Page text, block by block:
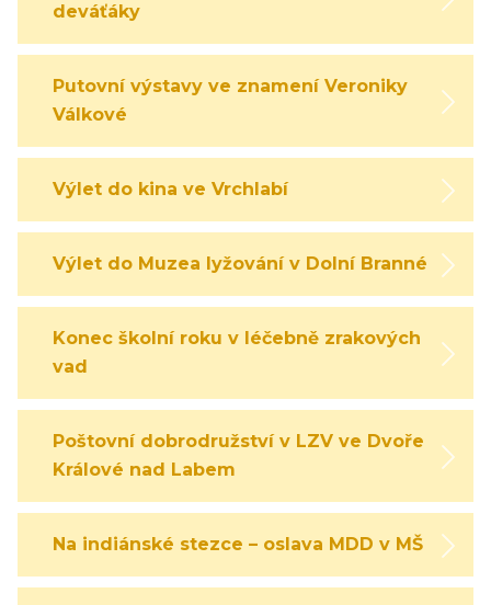
deváťáky
Putovní výstavy ve znamení Veroniky
Válkové
Výlet do kina ve Vrchlabí
Výlet do Muzea lyžování v Dolní Branné
Konec školní roku v léčebně zrakových
vad
Poštovní dobrodružství v LZV ve Dvoře
Králové nad Labem
Na indiánské stezce – oslava MDD v MŠ